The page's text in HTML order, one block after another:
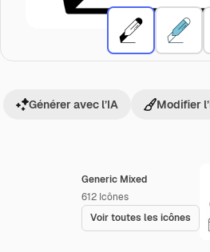
Generic Mixed
612 Icônes
Voir toutes les icônes
Générer avec l’IA Modifier